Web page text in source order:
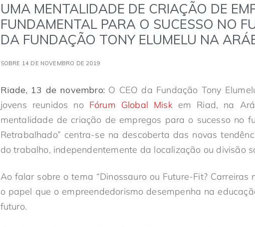
UMA MENTALIDADE DE CRIAÇÃO DE
FUNDAMENTAL PARA O SUCESSO NO
DA FUNDAÇÃO TONY ELUMELU NA
SOBRE 14 DE NOVEMBRO DE 2019
Riade, 13 de novembro:O CEO da Fundação Tony
jovens reunidos no Fórum Global Miskem Riad, na
mentalidade de criação de empregos para o sucesso no
Retrabalhado” centra-se na descoberta das novas
do trabalho, independentemente da localização ou divisão
Ao falar sobre o tema “Dinossauro ou Future-Fit? Carreiras
o papel que o empreendedorismo desempenha na
futuro.